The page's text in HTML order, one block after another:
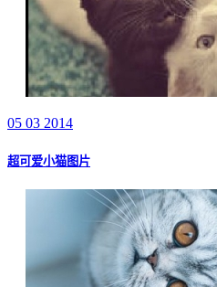
05 03 2014
超可爱小猫图片